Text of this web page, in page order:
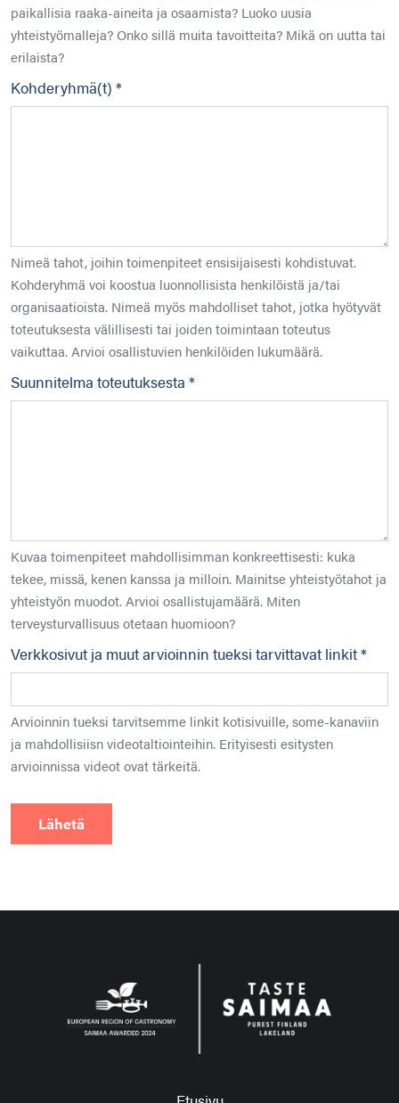
paikallisia raaka-aineita ja osaamista? Luoko uusia
yhteistyömalleja? Onko sillä muita tavoitteita? Mikä on uutta tai
erilaista?
Kohderyhmä(t) *
Nimeä tahot, joihin toimenpiteet ensisijaisesti kohdistuvat.
Kohderyhmä voi koostua luonnollisista henkilöistä ja/tai
organisaatioista. Nimeä myös mahdolliset tahot, jotka hyötyvät
toteutuksesta välillisesti tai joiden toimintaan toteutus
vaikuttaa. Arvioi osallistuvien henkilöiden lukumäärä.
Suunnitelma toteutuksesta *
Kuvaa toimenpiteet mahdollisimman konkreettisesti: kuka
tekee, missä, kenen kanssa ja milloin. Mainitse yhteistyötahot ja
yhteistyön muodot. Arvioi osallistujamäärä. Miten
terveysturvallisuus otetaan huomioon?
Verkkosivut ja muut arvioinnin tueksi tarvittavat linkit *
Arvioinnin tueksi tarvitsemme linkit kotisivuille, some-kanaviin
ja mahdollisiisn videotaltiointeihin. Erityisesti esitysten
arvioinnissa videot ovat tärkeitä.
Lähetä